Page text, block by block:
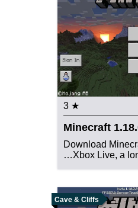
★ 3
Minecraft
Download
Xbox Live, a
Cave & Cliffs